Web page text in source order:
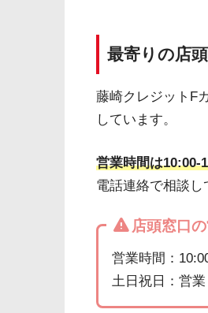
最寄りの店
藤崎クレジットF
しています。
営業時間は10:00-
電話連絡で相談し
店頭窓口
営業時間：
土日祝日：営業